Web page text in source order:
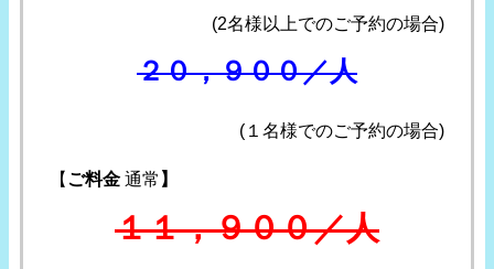
(2名様以上でのご予約の場合)
２０，９００／人
(１名様でのご予約の場合)
【 ご料金 通常 】
１１，９００／人